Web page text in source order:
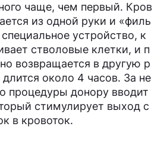
чаще, чем первый. Кров
из одной руки и «филь
устройство, к
стволовые клетки, и п
возвращается в другую р
около 4 часов. За не
процедуры донору вводит
стимулирует выход с
в кровоток.